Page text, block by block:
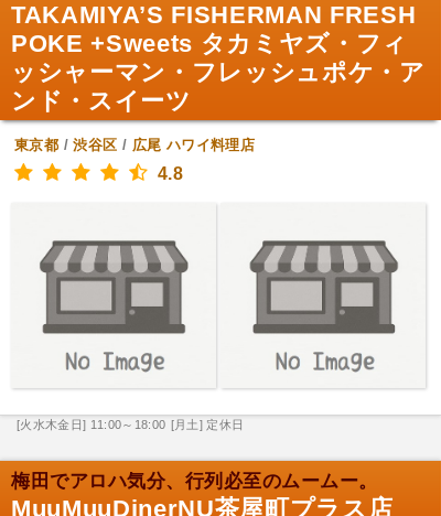
TAKAMIYA’S FISHERMAN FRESH
POKE +Sweets タカミヤズ・フィ
ッシャーマン・フレッシュポケ・ア
ンド・スイーツ
東京都 /渋谷区 / 広尾 ハワイ料理店
4.8
[火水木金日] 11:00～18:00 [月土] 定休日
梅田でアロハ気分、行列必至のムームー。
MuuMuuDinerNU茶屋町プラス店